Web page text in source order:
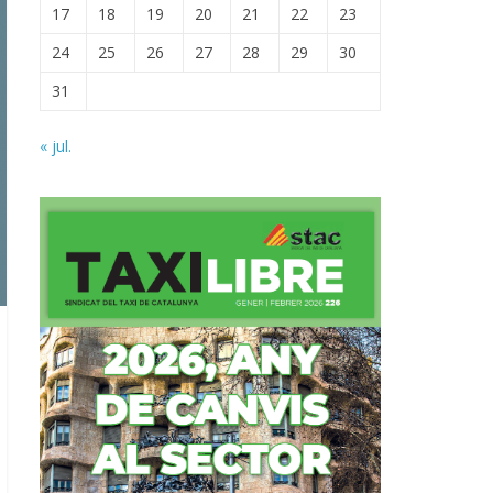
17 18 19 20 21 22
23
24
25 26 27 28 29
30
31
« jul.